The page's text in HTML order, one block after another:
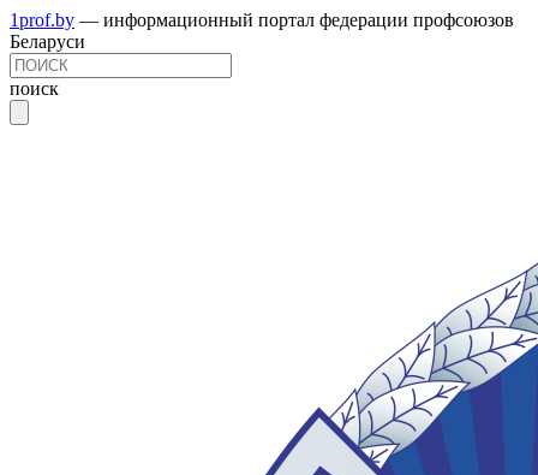
1prof.by — информационный портал федерации профсоюзов
Беларуси
поиск